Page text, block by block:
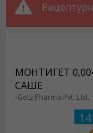
МОНТИГЕТ
САШЕ
-Getz Pharma Pvt. Ltd.